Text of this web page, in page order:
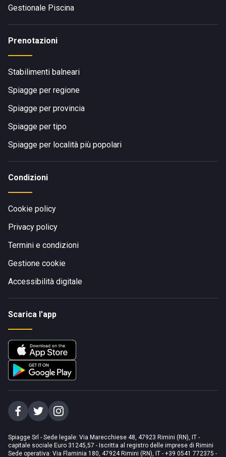
Gestionale Piscina
Prenotazioni
Stabilimenti balneari
Spiagge per regione
Spiagge per provincia
Spiagge per tipo
Spiagge per località più popolari
Condizioni
Cookie policy
Privacy policy
Termini e condizioni
Gestione cookie
Accessibilità digitale
Scarica l'app
Spiagge Srl - Sede legale: Via Marecchiese 48, 47923 Rimini (RN), IT -
capitale sociale Euro 31245,57 - Iscritta al registro delle imprese di Rimini
Sede operativa: Via Flaminia 180, 47924 Rimini (RN), IT - +39 0541 772375 -